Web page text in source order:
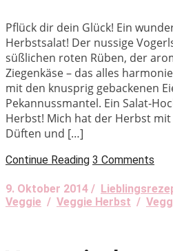
Pflück dir dein Glück! Ein
Herbstsalat! Der nussige
süßlichen roten Rüben, der
Ziegenkäse – das alles
mit den knusprig gebackenen
Pekannussmantel. Ein Salat-
Herbst! Mich hat der Herbst mit
Düften und […]
Continue Reading 3 Comments
9. Oktober 2014 /
Veggie / Veggie Herbst /